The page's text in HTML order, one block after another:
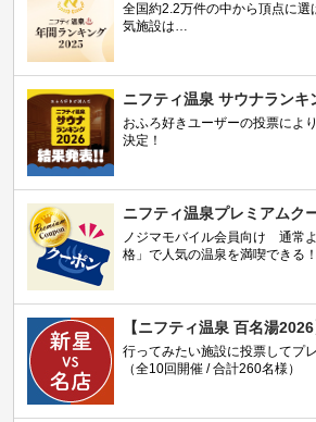
全国約2.2万件の中から頂点に選
気施設は…
ニフティ温泉 サウナランキ
おふろ好きユーザーの投票によ
決定！
ニフティ温泉プレミアムク
ノジマモバイル会員向け 通常
格」で人気の温泉を満喫できる！
【ニフティ温泉 百名湯2026
行ってみたい施設に投票してプ
（全10回開催 / 合計260名様）